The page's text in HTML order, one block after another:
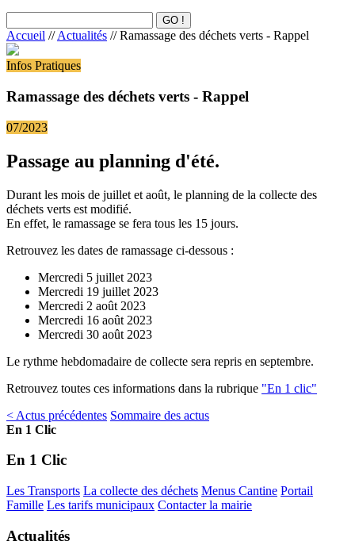
Accueil //Actualités // Ramassage des déchets verts - Rappel
Infos Pratiques
Ramassage des déchets verts - Rappel
07/2023
Passage au planning d'été.
Durant les mois de juillet et août, le planning de la collecte des
déchets verts est modifié.
En effet, le ramassage se fera tous les 15 jours.
Retrouvez les dates de ramassage ci-dessous :
Mercredi 5 juillet 2023
Mercredi 19 juillet 2023
Mercredi 2 août 2023
Mercredi 16 août 2023
Mercredi 30 août 2023
Le rythme hebdomadaire de collecte sera repris en septembre.
Retrouvez toutes ces informations dans la rubrique "En 1 clic"
< Actus précédentes Sommaire des actus
En 1 Clic
En 1 Clic
Les Transports La collecte des déchets Menus Cantine Portail
Famille Les tarifs municipaux Contacter la mairie
Actualités